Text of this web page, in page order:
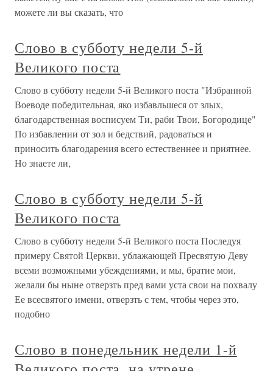
можете ли вы сказать, что
Слово в субботу недели 5-й
Великого поста
Слово в субботу недели 5-й Великого поста "Избранной
Воеводе победительная, яко избавльшеся от злых,
благодарственная восписуем Ти, раби Твои, Богородице"
По избавлении от зол и бедствий, радоваться и
приносить благодарения всего естественнее и приятнее.
Но знаете ли,
Слово в субботу недели 5-й
Великого поста
Слово в субботу недели 5-й Великого поста Последуя
примеру Святой Церкви, ублажающей Пресвятую Деву
всеми возможными убеждениями, и мы, братие мои,
желали бы ныне отверзть пред вами уста свои на похвалу
Ее всесвятого имени, отверзть с тем, чтобы через это,
подобно
Слово в понедельник недели 1-й